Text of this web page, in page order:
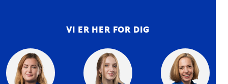
VI ER HER FOR DIG